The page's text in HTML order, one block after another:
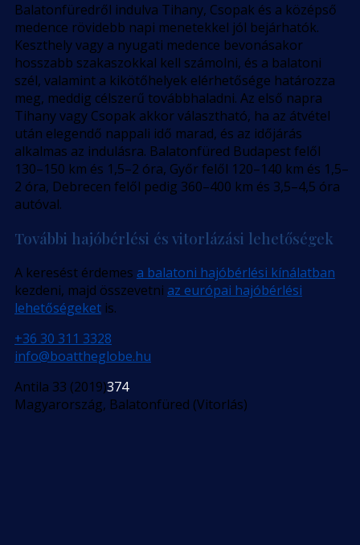
Balatonfüredről indulva Tihany, Csopak és a középső
medence rövidebb napi menetekkel jól bejárhatók.
Keszthely vagy a nyugati medence bevonásakor
hosszabb szakaszokkal kell számolni, és a balatoni
szél, valamint a kikötőhelyek elérhetősége határozza
meg, meddig célszerű továbbhaladni. Az első napra
Tihany vagy Csopak akkor választható, ha az átvétel
után elegendő nappali idő marad, és az időjárás
alkalmas az indulásra. Balatonfüred Budapest felől
130–150 km és 1,5–2 óra, Győr felől 120–140 km és 1,5–
2 óra, Debrecen felől pedig 360–400 km és 3,5–4,5 óra
autóval.
További hajóbérlési és vitorlázási lehetőségek
A keresést érdemes a balatoni hajóbérlési kínálatban
kezdeni, majd összevetni az európai hajóbérlési
lehetőségeket is.
+36 30 311 3328
info@boattheglobe.hu
Antila 33 (2019)374
Magyarország, Balatonfüred (Vitorlás)